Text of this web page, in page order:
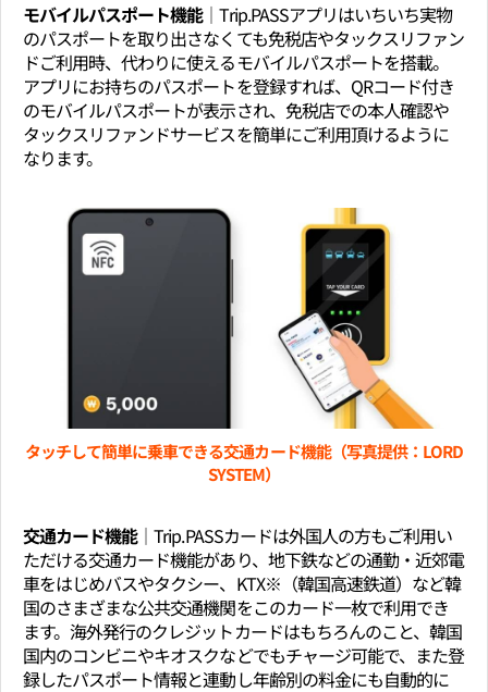
モバイルパスポート機能│Trip.PASSアプリはいちいち実物
のパスポートを取り出さなくても免税店やタックスリファン
ドご利用時、代わりに使えるモバイルパスポートを搭載。
アプリにお持ちのパスポートを登録すれば、QRコード付き
のモバイルパスポートが表示され、免税店での本人確認や
タックスリファンドサービスを簡単にご利用頂けるように
なります。
タッチして簡単に乗車できる交通カード機能（写真提供：LORD
SYSTEM）
交通カード機能│Trip.PASSカードは外国人の方もご利用い
ただける交通カード機能があり、地下鉄などの通勤・近郊電
車をはじめバスやタクシー、KTX※（韓国高速鉄道）など韓
国のさまざまな公共交通機関をこのカード一枚で利用でき
ます。海外発行のクレジットカードはもちろんのこと、韓国
国内のコンビニやキオスクなどでもチャージ可能で、また登
録したパスポート情報と連動し年齢別の料金にも自動的に